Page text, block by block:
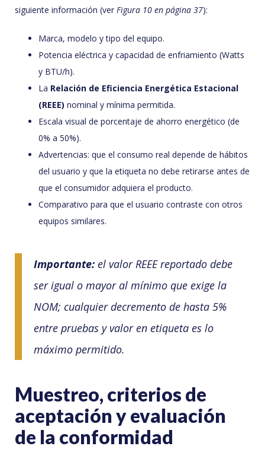
siguiente información (ver Figura 10 en página 37):
Marca, modelo y tipo del equipo.
Potencia eléctrica y capacidad de enfriamiento (Watts
y BTU/h).
La Relación de Eficiencia Energética Estacional
(REEE) nominal y mínima permitida.
Escala visual de porcentaje de ahorro energético (de
0% a 50%).
Advertencias: que el consumo real depende de hábitos
del usuario y que la etiqueta no debe retirarse antes de
que el consumidor adquiera el producto.
Comparativo para que el usuario contraste con otros
equipos similares.
Importante: el valor REEE reportado debe
ser igual o mayor al mínimo que exige la
NOM; cualquier decremento de hasta 5%
entre pruebas y valor en etiqueta es lo
máximo permitido.
Muestreo, criterios de
aceptación y evaluación
de la conformidad